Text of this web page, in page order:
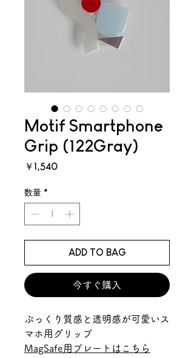
Motif Smartphone
Grip (122Gray)
￥1,540価
数量 *
ADD TO BAG
今すぐ購入
ぷっくり質感と透明感が可愛いス
マホ用グリップ
MagSafe用プレートはこちら